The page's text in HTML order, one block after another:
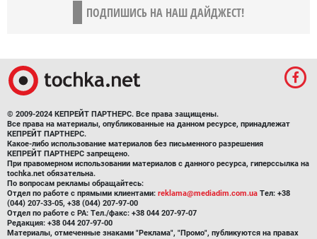
ПОДПИШИСЬ НА НАШ ДАЙДЖЕСТ!
© 2009-2024 КЕПРЕЙТ ПАРТНЕРС. Все права защищены.
Все права на материалы, опубликованные на данном ресурсе, принадлежат
КЕПРЕЙТ ПАРТНЕРС.
Какое-либо использование материалов без письменного разрешения
КЕПРЕЙТ ПАРТНЕРС запрещено.
При правомерном использовании материалов с данного ресурса, гиперссылка на
tochka.net обязательна.
По вопросам рекламы обращайтесь:
Отдел по работе с прямыми клиентами: reklama@mediadim.com.ua Тел: +38
(044) 207-33-05, +38 (044) 207-97-00
Отдел по работе с РА: Тел./факс: +38 044 207-97-07
Редакция: +38 044 207-97-00
Материалы, отмеченные знаками "Реклама", "Промо", публикуются на правах